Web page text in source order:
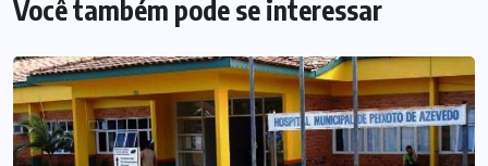
Você também pode se interessar